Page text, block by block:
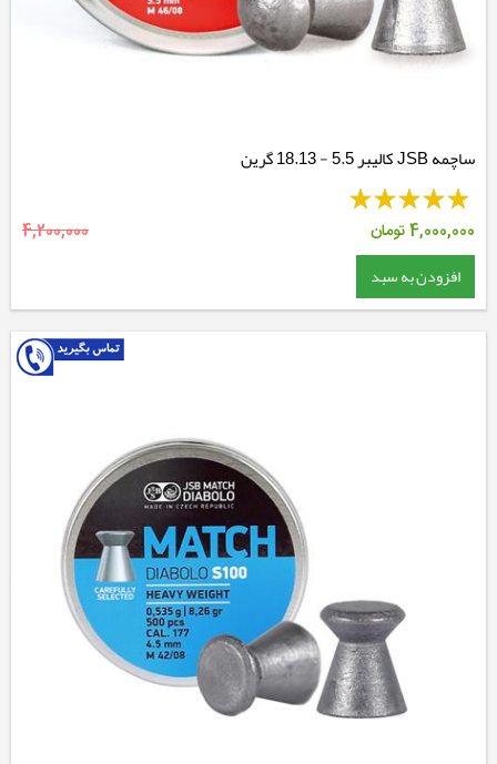
ساچمه JSB کالیبر 5.5 - 18.13 گرین
4,000,000تومان 4,200,000
افزودن به سبد